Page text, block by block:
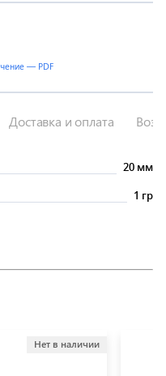
— PDF
Доставка и оплата
20 мм
1 гр
Нет в наличии